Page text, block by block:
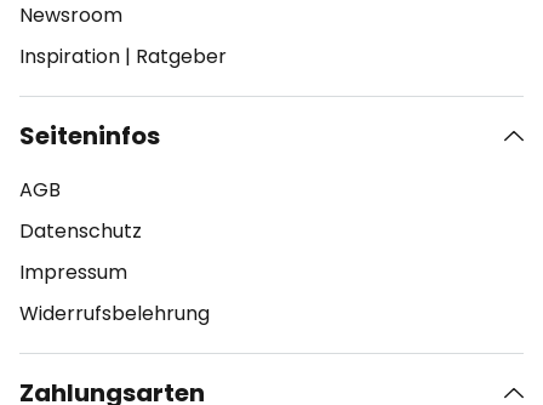
Newsroom
Inspiration | Ratgeber
Seiteninfos
AGB
Datenschutz
Impressum
Widerrufsbelehrung
Zahlungsarten